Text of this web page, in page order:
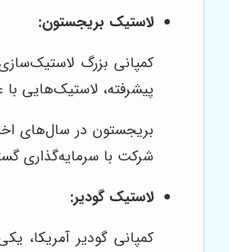
لاستیک بریجستون:
پیشرفته، لاستیک‌هایی
بریجستون در سال‌های
شرکت با سرمایه‌گذاری
لاستیک گودیر:
کمپانی گودیر آمریکا،